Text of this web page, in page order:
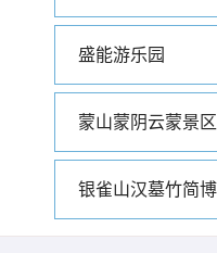
盛能游乐园
蒙山蒙阴云蒙景区